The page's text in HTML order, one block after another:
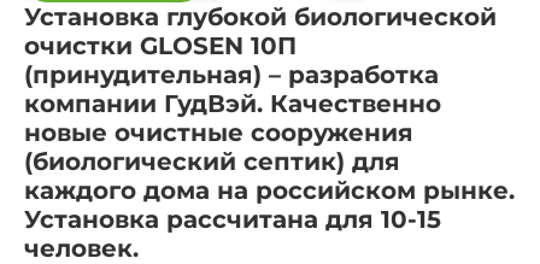
Установка глубокой биологической
очистки GLOSEN 10П
(принудительная) – разработка
компании ГудВэй. Качественно
новые очистные сооружения
(биологический септик) для
каждого дома на российском рынке.
Установка рассчитана для 10-15
человек.